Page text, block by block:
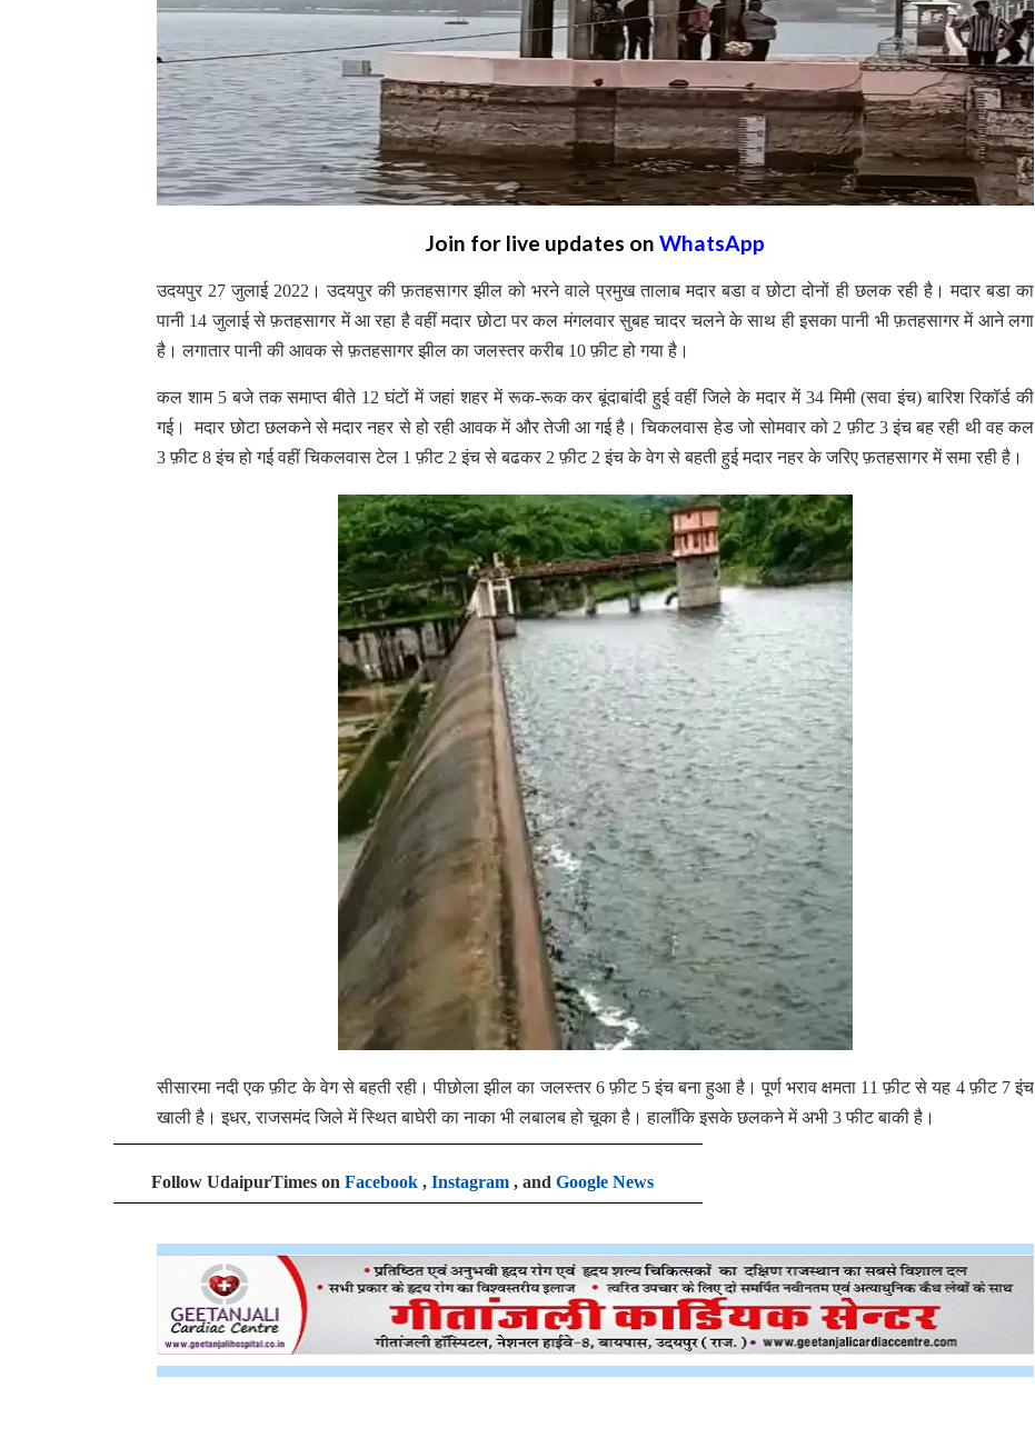
Join for live updates on WhatsApp
उदयपुर 27 जुलाई 2022। उदयपुर की फ़तहसागर झील को भरने वाले प्रमुख तालाब मदार बडा व छोटा दोनों ही छलक रही है। मदार बडा का
पानी 14 जुलाई से फ़तहसागर में आ रहा है वहीं मदार छोटा पर कल मंगलवार सुबह चादर चलने के साथ ही इसका पानी भी फ़तहसागर में आने लगा
है। लगातार पानी की आवक से फ़तहसागर झील का जलस्तर करीब 10 फ़ीट हो गया है।
कल शाम 5 बजे तक समाप्त बीते 12 घंटों में जहां शहर में रूक-रूक कर बूंदाबांदी हुई वहीं जिले के मदार में 34 मिमी (सवा इंच) बारिश रिकॉर्ड की
गई। मदार छोटा छलकने से मदार नहर से हो रही आवक में और तेजी आ गई है। चिकलवास हेड जो सोमवार को 2 फ़ीट 3 इंच बह रही थी वह कल
3 फ़ीट 8 इंच हो गई वहीं चिकलवास टेल 1 फ़ीट 2 इंच से बढकर 2 फ़ीट 2 इंच के वेग से बहती हुई मदार नहर के जरिए फ़तहसागर में समा रही है।
सीसारमा नदी एक फ़ीट के वेग से बहती रही। पीछोला झील का जलस्तर 6 फ़ीट 5 इंच बना हुआ है। पूर्ण भराव क्षमता 11 फ़ीट से यह 4 फ़ीट 7 इंच
खाली है। इधर, राजसमंद जिले में स्थित बाघेरी का नाका भी लबालब हो चूका है। हालाँकि इसके छलकने में अभी 3 फीट बाकी है।
Follow UdaipurTimes on Facebook , Instagram , and Google News